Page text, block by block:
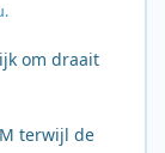
om draait
terwijl de